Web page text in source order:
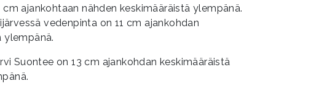
ajankohtaan nähden keskimääräistä ylempänä.
vedenpinta on 11 cm ajankohdan
ylempänä.
Suontee on 13 cm ajankohdan keskimääräistä